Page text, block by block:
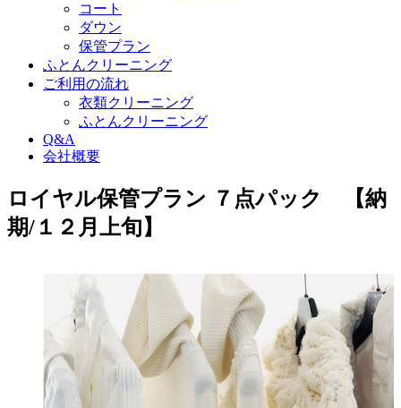
コート
ダウン
保管プラン
ふとんクリーニング
ご利用の流れ
衣類クリーニング
ふとんクリーニング
Q&A
会社概要
ロイヤル保管プラン ７点パック 【納
期/１２月上旬】